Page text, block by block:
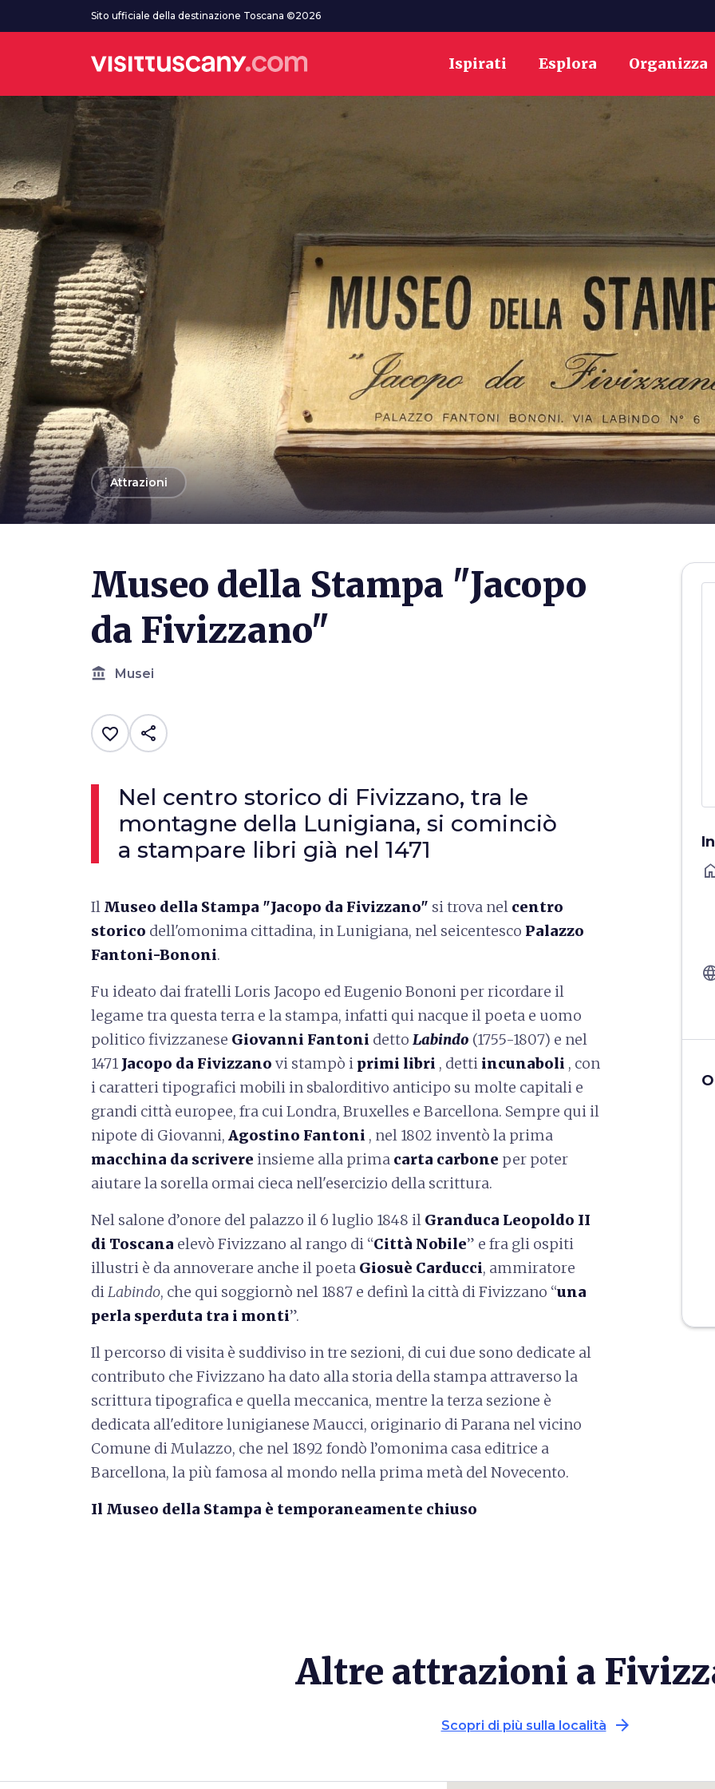
Vai al contenuto principaleSito ufficiale della destinazione Toscana ©2026
Ispirati Esplora Organizza
arrow_backAttrazioni
Museo della Stampa "Jacopo
da Fivizzano"
account_balance Musei
favorite_border share
Nel centro storico di Fivizzano, tra le
montagne della Lunigiana, si cominciò
a stampare libri già nel 1471
Il Museo della Stampa "Jacopo da Fivizzano" si trova nel centro
storico dell'omonima cittadina, in Lunigiana, nel seicentesco Palazzo
Fantoni-Bononi.
Fu ideato dai fratelli Loris Jacopo ed Eugenio Bononi per ricordare il
legame tra questa terra e la stampa, infatti qui nacque il poeta e uomo
politico fivizzanese Giovanni Fantoni detto Labindo (1755-1807) e nel
1471 Jacopo da Fivizzano vi stampò i primi libri , detti incunaboli , con
i caratteri tipografici mobili in sbalorditivo anticipo su molte capitali e
grandi città europee, fra cui Londra, Bruxelles e Barcellona. Sempre qui il
nipote di Giovanni, Agostino Fantoni , nel 1802 inventò la prima
macchina da scrivere insieme alla prima carta carbone per poter
aiutare la sorella ormai cieca nell'esercizio della scrittura.
Nel salone d’onore del palazzo il 6 luglio 1848 il Granduca Leopoldo II
di Toscana elevò Fivizzano al rango di “Città Nobile” e fra gli ospiti
illustri è da annoverare anche il poeta Giosuè Carducci, ammiratore
diLabindo, che qui soggiornò nel 1887 e definì la città di Fivizzano “una
perla sperduta tra i monti”.
Il percorso di visita è suddiviso in tre sezioni, di cui due sono dedicate al
contributo che Fivizzano ha dato alla storia della stampa attraverso la
scrittura tipografica e quella meccanica, mentre la terza sezione è
dedicata all'editore lunigianese Maucci, originario di Parana nel vicino
Comune di Mulazzo, che nel 1892 fondò l’omonima casa editrice a
Barcellona, la più famosa al mondo nella prima metà del Novecento.
Il Museo della Stampa è temporaneamente chiuso
Altre attrazioni a
Scopri di più sulla località arrow_forward